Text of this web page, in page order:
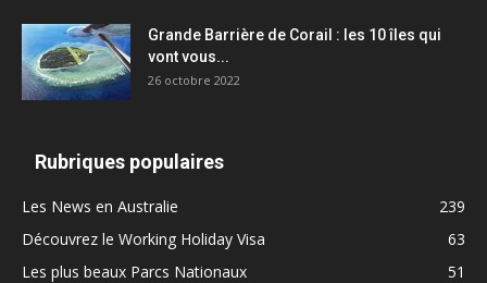
Grande Barrière de Corail : les 10 îles qui
vont vous...
26 octobre 2022
Rubriques populaires
Les News en Australie
239
Découvrez le Working Holiday Visa
63
Les plus beaux Parcs Nationaux
51